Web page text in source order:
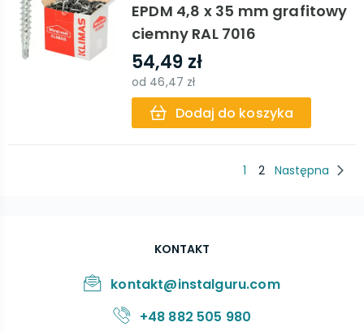
EPDM 4,8 x 35 mm grafitowy
ciemny RAL 7016
54,49 zł
od 46,47 zł
Dodaj do koszyka
1 2 Następna
KONTAKT
kontakt@instalguru.com
+48 882 505 980